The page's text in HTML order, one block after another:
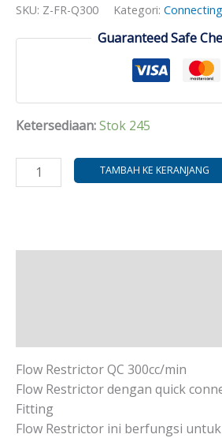
SKU: Z-FR-Q300 Kategori:
Guaranteed Safe
Ketersediaan:Stok 245
TAMBAH KE KERANJANG
Flow Restrictor QC 300cc/min
Flow Restrictor dengan quick
Fitting
Flow Restrictor ini berfungsi